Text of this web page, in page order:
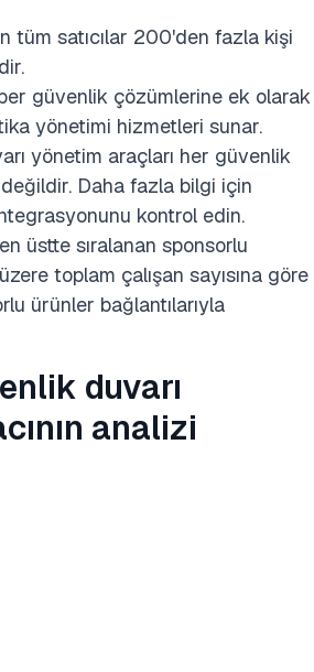
tüm satıcılar 200'den fazla kişi
güvenlik çözümlerine ek olarak
yönetimi hizmetleri sunar.
yönetim araçları her güvenlik
Daha fazla bilgi için
kontrol edin.
üstte sıralanan sponsorlu
toplam çalışan sayısına göre
ürünler bağlantılarıyla
duvarı
analizi